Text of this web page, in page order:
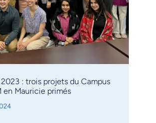
2023 : trois projets du Campus
en Mauricie primés